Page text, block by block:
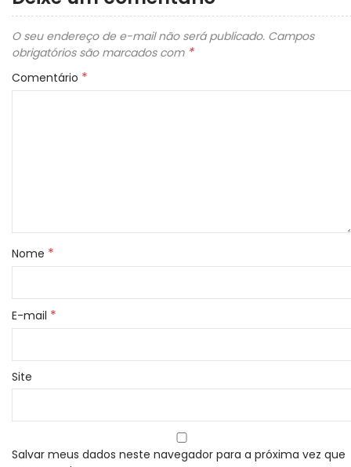
O seu endereço de e-mail não será publicado. Campos
obrigatórios são marcados com *
Comentário *
Nome *
E-mail *
Site
Salvar meus dados neste navegador para a próxima vez que